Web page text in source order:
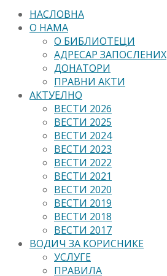
НАСЛОВНА
О НАМА
О БИБЛИОТЕЦИ
АДРЕСАР ЗАПОСЛЕНИХ
ДОНАТОРИ
ПРАВНИ АКТИ
АКТУЕЛНО
ВЕСТИ 2026
ВЕСТИ 2025
ВЕСТИ 2024
ВЕСТИ 2023
ВЕСТИ 2022
ВЕСТИ 2021
ВЕСТИ 2020
ВЕСТИ 2019
ВЕСТИ 2018
ВЕСТИ 2017
ВОДИЧ ЗА КОРИСНИКЕ
УСЛУГЕ
ПРАВИЛА